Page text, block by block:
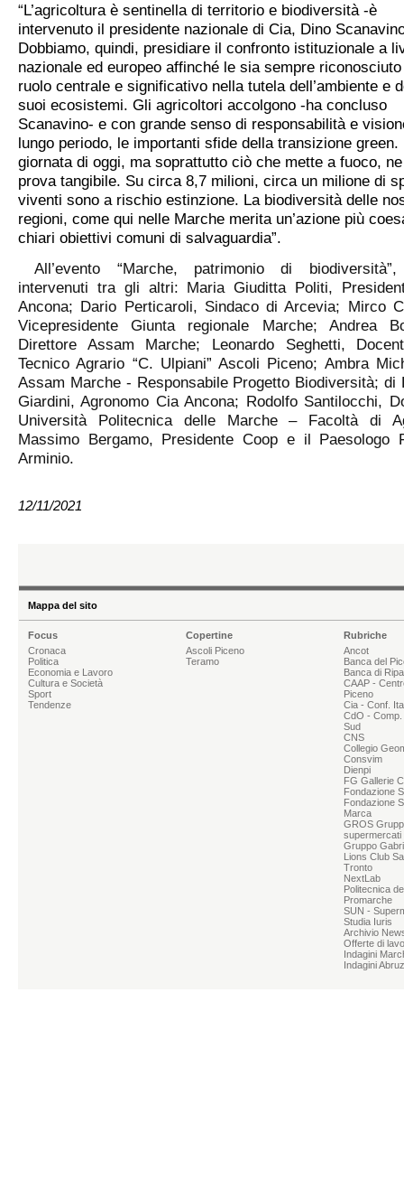
“L’agricoltura è sentinella di territorio e biodiversità -è
intervenuto il presidente nazionale di Cia, Dino
Dobbiamo, quindi, presidiare il confronto istituzionale a
nazionale ed europeo affinché le sia sempre
ruolo centrale e significativo nella tutela dell’ambiente e
suoi ecosistemi. Gli agricoltori accolgono -ha concluso
Scanavino- e con grande senso di responsabilità e
lungo periodo, le importanti sfide della transizione green.
giornata di oggi, ma soprattutto ciò che mette a fuoco,
prova tangibile. Su circa 8,7 milioni, circa un milione di
viventi sono a rischio estinzione. La biodiversità delle
regioni, come qui nelle Marche merita un’azione più
chiari obiettivi comuni di salvaguardia”.
All’evento “Marche, patrimonio di
intervenuti tra gli altri: Maria Giuditta Politi,
Ancona; Dario Perticaroli, Sindaco di Arcevia; Mirco
Vicepresidente Giunta regionale Marche; Andrea
Direttore Assam Marche; Leonardo Seghetti,
Tecnico Agrario “C. Ulpiani” Ascoli Piceno; Ambra
Assam Marche - Responsabile Progetto Biodiversità; di
Giardini, Agronomo Cia Ancona; Rodolfo Santilocchi,
Università Politecnica delle Marche – Facoltà di
Massimo Bergamo, Presidente Coop e il Paesologo
Arminio.
12/11/2021
Mappa del sito
Focus
Cronaca
Politica
Economia e Lavoro
Cultura e Società
Sport
Tendenze
Copertine
Ascoli Piceno
Teramo
Rubriche
Ancot
Banca del
Banca di
CAAP -
Piceno
Cia - Conf.
CdO -
Sud
CNS
Collegio
Consvim
Dienpi
FG Gallerie
Fondazione
Fondazione
Marca
GROS
supermercati
Gruppo
Lions Club
Tronto
NextLab
Politecnica
Promarche
SUN -
Studia Iuris
Archivio
Offerte di
Indagini
Indagini